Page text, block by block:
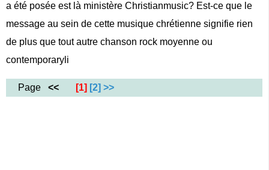
a été posée est là ministère Christianmusic? Est-ce que le
message au sein de cette musique chrétienne signifie rien
de plus que tout autre chanson rock moyenne ou
contemporaryli
Page << [1] [2] >>